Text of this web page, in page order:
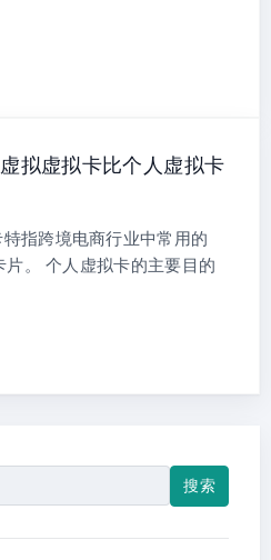
拟虚拟卡比个人虚拟卡
指跨境电商行业中常用的
。 个人虚拟卡的主要目的